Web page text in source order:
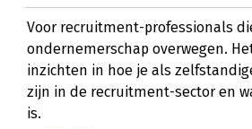
Voor recruitment-professionals
ondernemerschap overwegen.
inzichten in hoe je als
zijn in de recruitment-sector en
is.